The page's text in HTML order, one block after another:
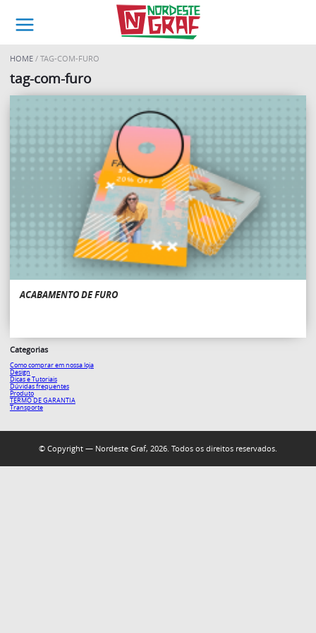
HOME TAG-COM-FURO
tag-com-furo
ACABAMENTO DE FURO
Categorias
Como comprar em nossa loja
Design
Dicas e Tutoriais
Dúvidas frequentes
Produto
TERMO DE GARANTIA
Transporte
© Copyright — Nordeste Graf, 2026. Todos os direitos reservados.